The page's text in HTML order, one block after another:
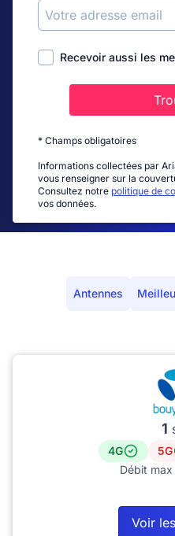
Recevoir aussi les
* Champs obligatoires
Informations collectées par
vous renseigner sur la
Consultez notre politique de
vos données.
Antennes
1
4G 5G
Débit max
Voir